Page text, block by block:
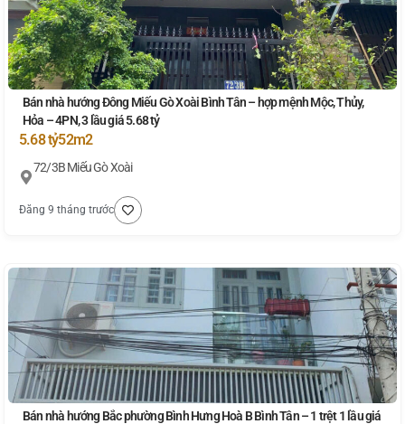
Bán nhà hướng Đông Miếu Gò Xoài Bình Tân – hợp mệnh Mộc, Thủy,
Hỏa – 4PN, 3 lầu giá 5.68 tỷ
5.68 tỷ52m2
72/3B Miếu Gò Xoài
Đăng 9 tháng trước
Bán nhà hướng Bắc phường Bình Hưng Hoà B Bình Tân – 1 trệt 1 lầu giá